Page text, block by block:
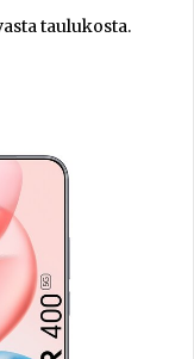
taulukosta.